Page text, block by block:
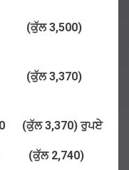
(ਕੁੱਲ3,500)
(ਕੁੱਲ3,370)
(ਕੁੱਲ 3,370) ਰੁਪਏ
(ਕੁੱਲ2,740)